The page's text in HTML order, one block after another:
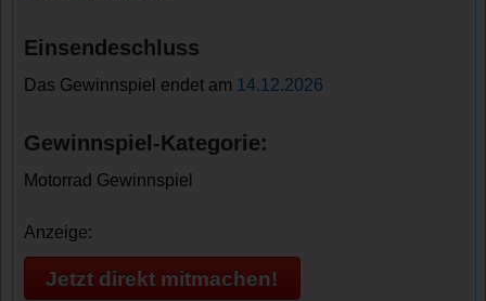
Einsendeschluss
Das Gewinnspiel endet am 14.12.2026
Gewinnspiel-Kategorie:
Motorrad Gewinnspiel
Anzeige:
Jetzt direkt mitmachen!